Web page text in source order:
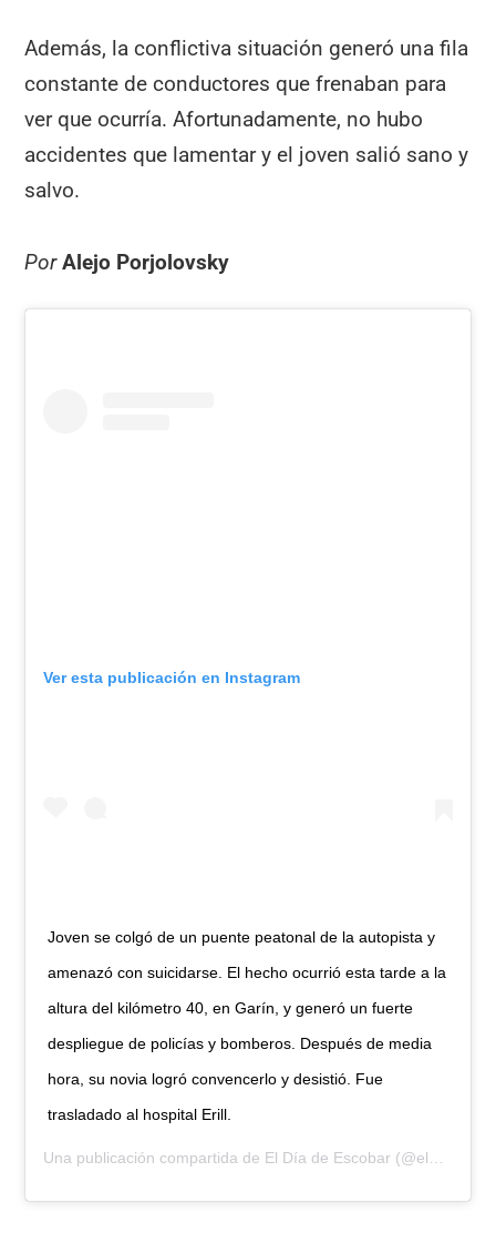
Además, la conflictiva situación generó una fila
constante de conductores que frenaban para
ver que ocurría. Afortunadamente, no hubo
accidentes que lamentar y el joven salió sano y
salvo.
Por Alejo Porjolovsky
Ver esta publicación en Instagram
Joven se colgó de un puente peatonal de la autopista y
amenazó con suicidarse. El hecho ocurrió esta tarde a la
altura del kilómetro 40, en Garín, y generó un fuerte
despliegue de policías y bomberos. Después de media
hora, su novia logró convencerlo y desistió. Fue
trasladado al hospital Erill.
Una publicación compartida de El Día de Escobar (@eldiadeescobar) el